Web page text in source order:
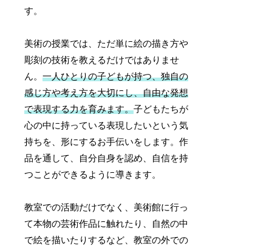
す。
美術の授業では、ただ単に絵の描き方や
彫刻の技術を教えるだけではありませ
ん。一人ひとりの子どもが持つ、独自の
感じ方や考え方を大切にし、自由な発想
で表現する力を育みます。子どもたちが
心の中に持っている表現したいという気
持ちを、形にするお手伝いをします。作
品を通して、自分自身を認め、自信を持
つことができるように導きます。
教室での活動だけでなく、美術館に行っ
て本物の芸術作品に触れたり、自然の中
で絵を描いたりするなど、教室の外での